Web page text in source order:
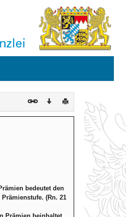
DownloadDrucken
bedeutet den
(Rn. 21